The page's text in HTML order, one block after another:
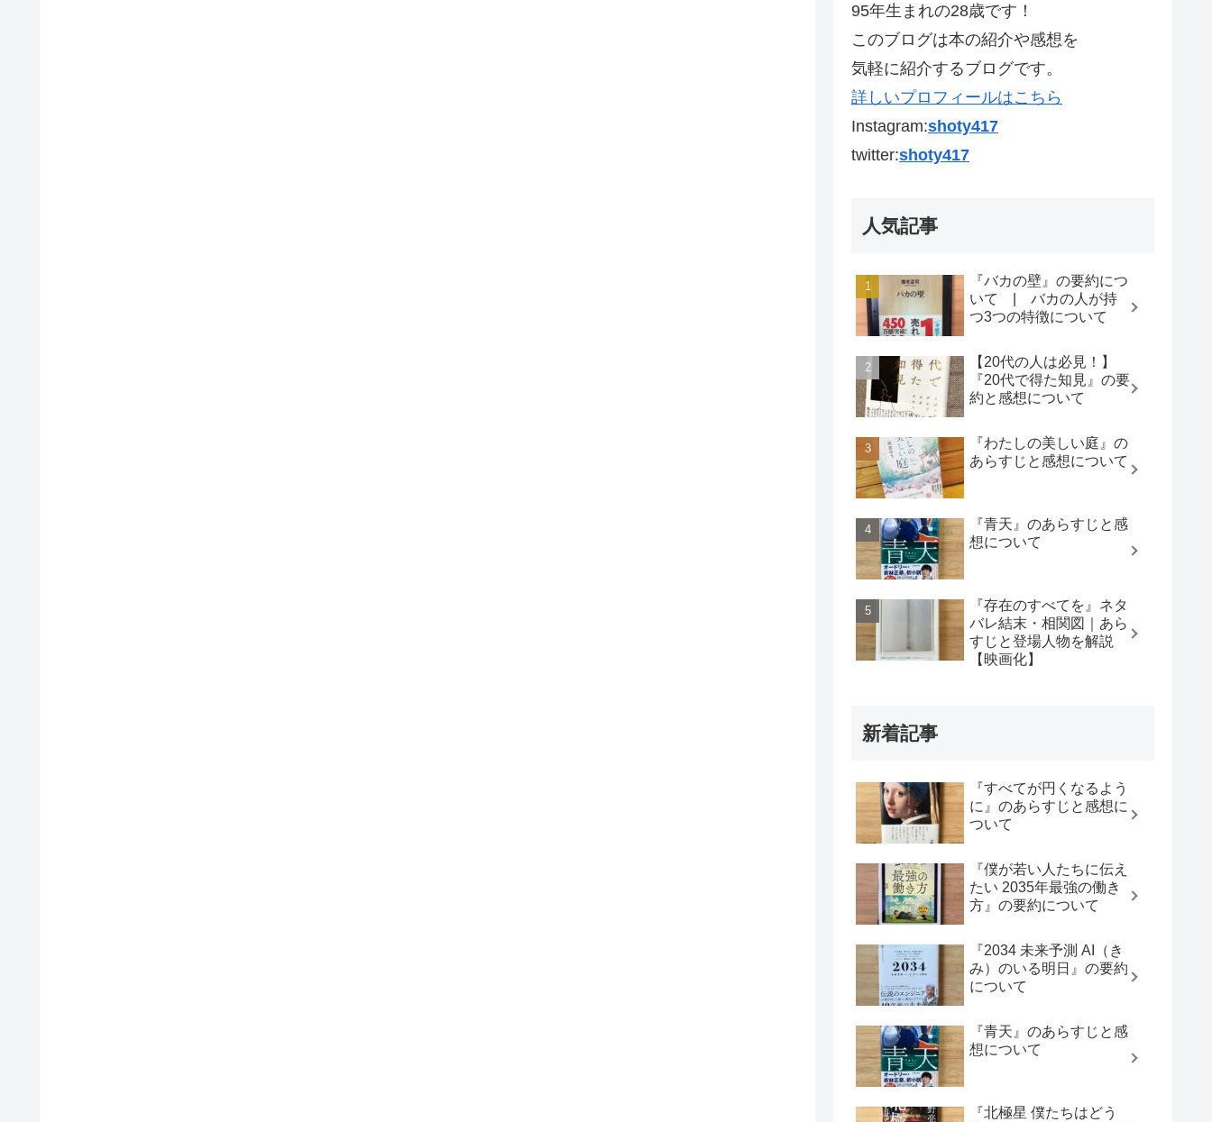
95年生まれの28歳です！
このブログは本の紹介や感想を
気軽に紹介するブログです。
詳しいプロフィールはこちら
Instagram:shoty417
twitter:shoty417
人気記事
『バカの壁』の要約につ
いて | バカの人が持
つ3つの特徴について
【20代の人は必見！】
『20代で得た知見』の要
約と感想について
『わたしの美しい庭』の
あらすじと感想について
『青天』のあらすじと感
想について
『存在のすべてを』ネタ
バレ結末・相関図｜あら
すじと登場人物を解説
【映画化】
新着記事
『すべてが円くなるよう
に』のあらすじと感想に
ついて
『僕が若い人たちに伝え
たい 2035年最強の働き
方』の要約について
『2034 未来予測 AI（き
み）のいる明日』の要約
について
『青天』のあらすじと感
想について
『北極星 僕たちはどう